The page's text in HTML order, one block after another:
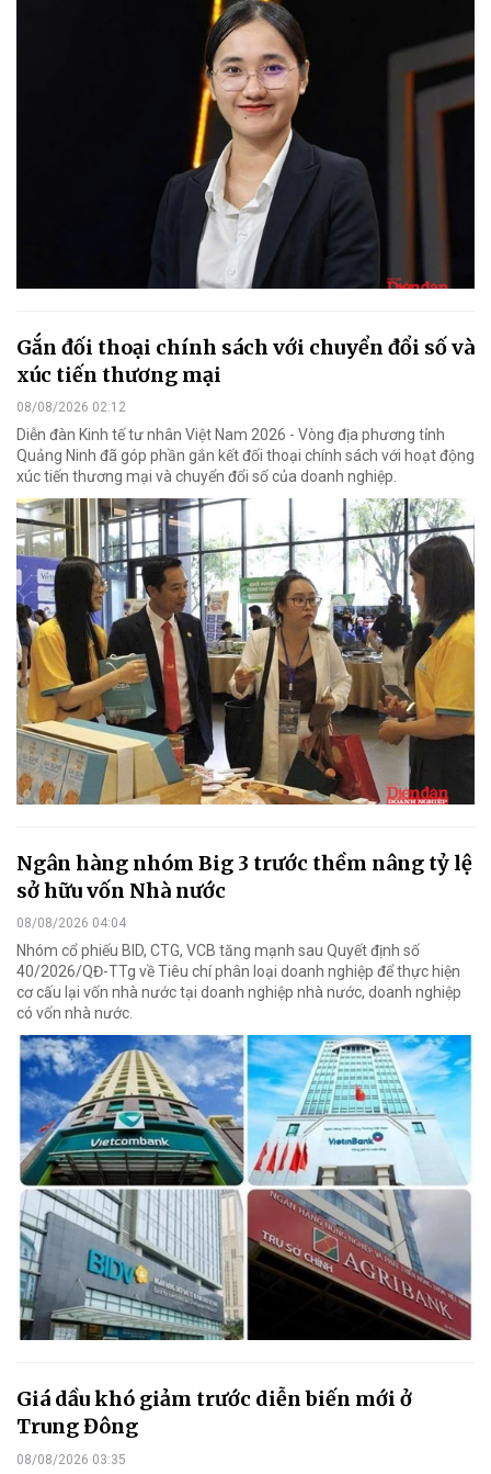
Gắn đối thoại chính sách với chuyển đổi số và
xúc tiến thương mại
08/08/2026 02:12
Diễn đàn Kinh tế tư nhân Việt Nam 2026 - Vòng địa phương tỉnh
Quảng Ninh đã góp phần gắn kết đối thoại chính sách với hoạt động
xúc tiến thương mại và chuyển đổi số của doanh nghiệp.
Ngân hàng nhóm Big 3 trước thềm nâng tỷ lệ
sở hữu vốn Nhà nước
08/08/2026 04:04
Nhóm cổ phiếu BID, CTG, VCB tăng mạnh sau Quyết định số
40/2026/QĐ-TTg về Tiêu chí phân loại doanh nghiệp để thực hiện
cơ cấu lại vốn nhà nước tại doanh nghiệp nhà nước, doanh nghiệp
có vốn nhà nước.
Giá dầu khó giảm trước diễn biến mới ở
Trung Đông
08/08/2026 03:35